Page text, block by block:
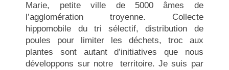
Marie, petite ville de 5000 âmes de
l’agglomération troyenne. Collecte
hippomobile du tri sélectif, distribution de
poules pour limiter les déchets, troc aux
plantes sont autant d’initiatives que nous
développons sur notre territoire. Je suis par